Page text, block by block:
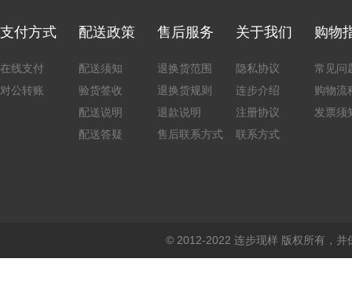
支付方式
在线支付
对公转账
配送政策
配送须知
验货签收
配送说明
配送答疑
售后服务
退换货范围
退换货规则
退款说明
售后联系方式
关于我们
隐私协议
连步介绍
注册协议
联系方式
购物
常见问
购物流
发票须
© 2012-2022 连步现样 版权所有，